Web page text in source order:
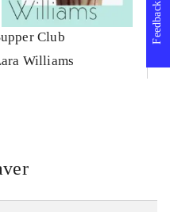
Club
Williams
Feedback